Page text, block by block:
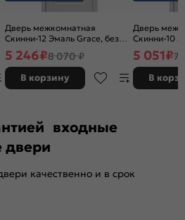
Дверь межкомнатная
Скинни-12 Эмаль Grace, без
декора, глухая, без стекла,
без кромки, скиновая
5 246₽8 070 ₽
В корзину
Дверь
Скинни-10
декора,
без кромки,
5 051₽7
В
входные
двери
качественно и в срок